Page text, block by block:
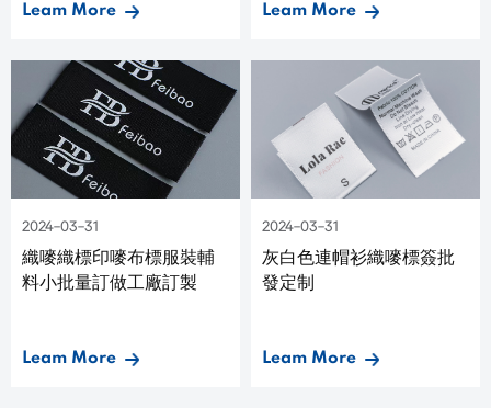
Leam More Leam More
2024-03-31
織嘜織標印嘜布標服裝輔
料小批量訂做工廠訂製
Leam More
2024-03-31
灰白色連帽衫織嘜標簽批
發定制
Leam More